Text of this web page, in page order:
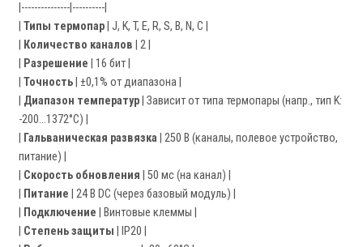
|---------------|----------|
Типы термопар | J, K, T, E, R, S, B, N, C |
Количество каналов | 2 |
Разрешение | 16 бит |
Точность | ±0,1% от диапазона |
Диапазон температур | Зависит от типа термопары (напр., тип K:
-200…1372°C) |
Гальваническая развязка | 250 В (каналы, полевое устройство,
питание) |
Скорость обновления | 50 мс (на канал) |
Питание | 24 В DC (через базовый модуль) |
Подключение | Винтовые клеммы |
Степень защиты | IP20 |